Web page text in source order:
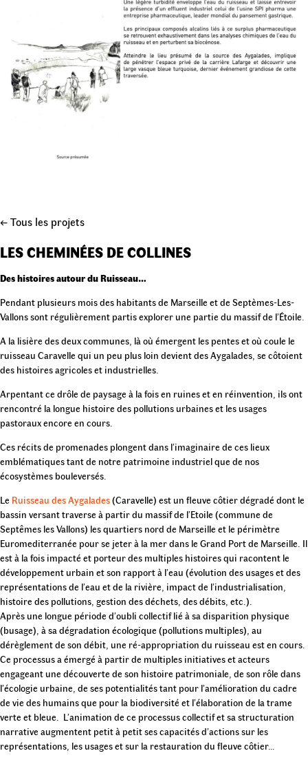
← Tous les projets
LES CHEMINÉES DE COLLINES
Des histoires autour du Ruisseau…
Pendant plusieurs mois des habitants de Marseille et de Septèmes-Les-
Vallons sont régulièrement partis explorer une partie du massif de l’Étoile.
A la lisière des deux communes, là où émergent les pentes et où coule le
ruisseau Caravelle qui un peu plus loin devient des Aygalades, se côtoient
des histoires agricoles et industrielles.
Arpentant ce drôle de paysage à la fois en ruines et en réinvention, ils ont
rencontré la longue histoire des pollutions urbaines et les usages
pastoraux encore en cours.
Ces récits de promenades plongent dans l’imaginaire de ces lieux
emblématiques tant de notre patrimoine industriel que de nos
écosystèmes bouleversés.
Le Ruisseau des Aygalades(Caravelle) est un fleuve côtier dégradé dont le
bassin versant traverse à partir du massif de l’Etoile (commune de
Septêmes les Vallons) les quartiers nord de Marseille et le périmètre
Euromediterranée pour se jeter à la mer dans le Grand Port de Marseille. Il
est à la fois impacté et porteur des multiples histoires qui racontent le
développement urbain et son rapport à l’eau (évolution des usages et des
représentations de l’eau et de la rivière, impact de l’industrialisation,
histoire des pollutions, gestion des déchets, des débits, etc.).
Après une longue période d’oubli collectif lié à sa disparition physique
(busage), à sa dégradation écologique (pollutions multiples), au
dérèglement de son débit, une ré-appropriation du ruisseau est en cours.
Ce processus a émergé à partir de multiples initiatives et acteurs
engageant une découverte de son histoire patrimoniale, de son rôle dans
l’écologie urbaine, de ses potentialités tant pour l’amélioration du cadre
de vie des humains que pour la biodiversité et l’élaboration de la trame
verte et bleue. L’animation de ce processus collectif et sa structuration
narrative augmentent petit à petit ses capacités d’actions sur les
représentations, les usages et sur la restauration du fleuve côtier…